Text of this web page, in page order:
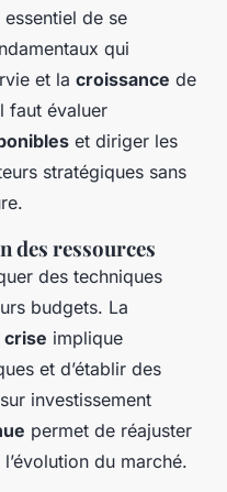
de se
qui
et la croissance de
faut évaluer
et diriger les
stratégiques sans
des ressources
des techniques
budgets. La
crise implique
et d’établir des
investissement
permet de réajuster
du marché.